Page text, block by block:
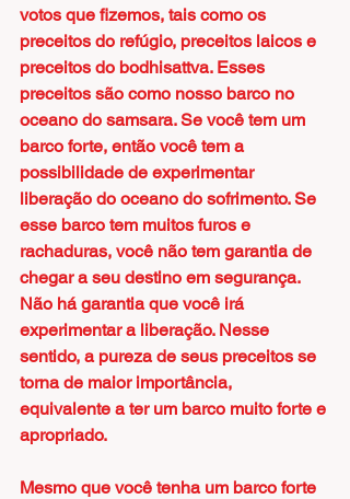
votos que fizemos, tais como os
preceitos do refúgio, preceitos laicos e
preceitos do bodhisattva. Esses
preceitos são como nosso barco no
oceano do samsara. Se você tem um
barco forte, então você tem a
possibilidade de experimentar
liberação do oceano do sofrimento. Se
esse barco tem muitos furos e
rachaduras, você não tem garantia de
chegar a seu destino em segurança.
Não há garantia que você irá
experimentar a liberação. Nesse
sentido, a pureza de seus preceitos se
torna de maior importância,
equivalente a ter um barco muito forte e
apropriado.
Mesmo que você tenha um barco forte